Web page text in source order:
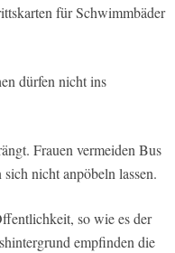
für Schwimmbäder
dürfen nicht ins
Frauen vermeiden Bus
nicht anpöbeln lassen.
so wie es der
empfinden die